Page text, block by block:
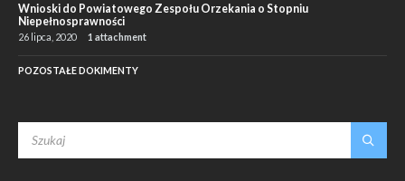
Wnioski do Powiatowego Zespołu Orzekania o Stopniu
Niepełnosprawności
26 lipca, 2020 1 attachment
POZOSTAŁE DOKIMENTY